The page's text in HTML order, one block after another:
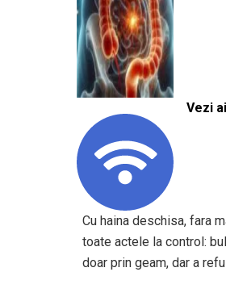
Vezi
Cu haina deschisa, fara
toate actele la control:
doar prin geam, dar a